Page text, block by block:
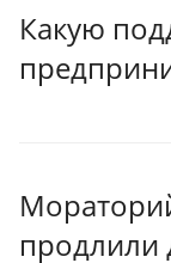
Какую
продлили